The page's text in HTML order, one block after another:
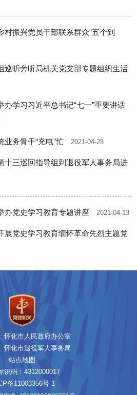
振兴党员干部联系群众“五个到
巡听旁听局机关党支部专题组织生活
办学习习近平总书记“七一”重要讲话
务骨干“充电”忙 2021-04-28
十三巡回指导组到退役军人事务局进
办党史学习教育专题讲座 2021-04-13
展党史学习教育缅怀革命先烈主题党
怀化市人民政府办公室
怀化市退役军人事务局
站点地图
识码：4312000017
备11003356号-1